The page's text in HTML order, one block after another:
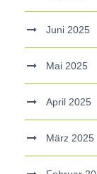
Juni 2025
Mai 2025
April 2025
März 2025